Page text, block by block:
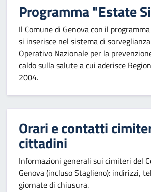
Programma "Estate
Il Comune di Genova con il
si inserisce nel sistema di
Operativo Nazionale per la
caldo sulla salute a cui aderisce
2004.
Orari e contatti
cittadini
Informazioni generali sui cimiteri del
Genova (incluso Staglieno): indirizzi,
giornate di chiusura.